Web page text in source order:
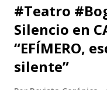
#Teatro
Silencio en
“EFÍMERO,
silente”